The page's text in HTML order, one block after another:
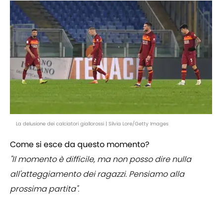
La delusione dei calciatori giallorossi | Silvia Lore/Getty Images
Come si esce da questo momento?
"Il momento è difficile, ma non posso dire nulla
all'atteggiamento dei ragazzi. Pensiamo alla
prossima partita".